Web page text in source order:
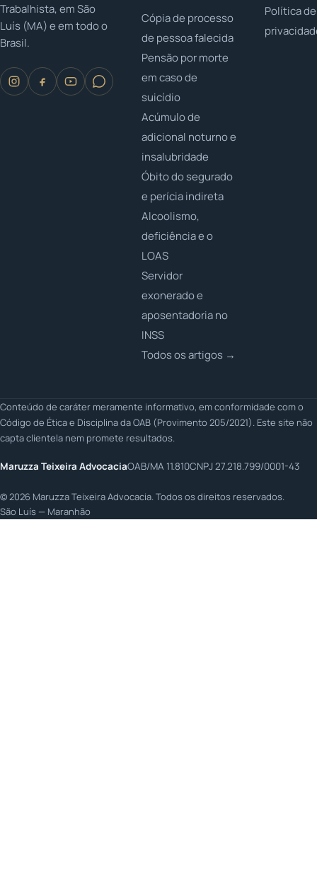
Trabalhista, em São
Luís (MA) e em todo o
Brasil.
Cópia de processo
de pessoa falecida
Pensão por morte
em caso de
suicídio
Acúmulo de
adicional noturno e
insalubridade
Óbito do segurado
e perícia indireta
Alcoolismo,
deficiência e o
LOAS
Servidor
exonerado e
aposentadoria no
INSS
Todos os artigos →
Política de
Conteúdo de caráter meramente informativo, em conformidade com o
Código de Ética e Disciplina da OAB (Provimento 205/2021). Este site não
capta clientela nem promete resultados.
Maruzza Teixeira AdvocaciaOAB/MA 11.810CNPJ 27.218.799/0001-43
©2026 Maruzza Teixeira Advocacia. Todos os direitos reservados.
São Luís — Maranhão